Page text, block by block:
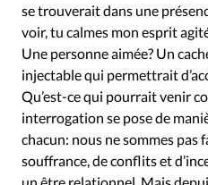
se trouverait dans une
voir, tu calmes mon esprit
Une personne aimée? Un
injectable qui permettrait
Qu’est-ce qui pourrait venir
interrogation se pose de
chacun: nous ne sommes pas
souffrance, de conflits et